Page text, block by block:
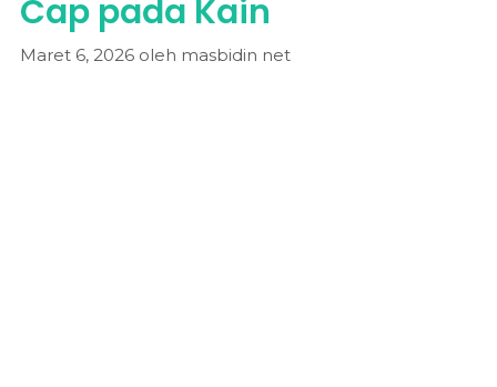
Cap pada Kain
Maret 6, 2026 oleh masbidin net